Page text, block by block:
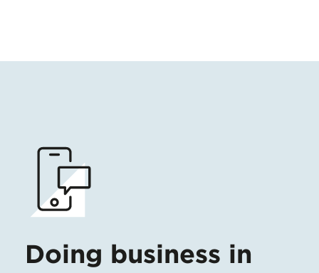
Doing business in